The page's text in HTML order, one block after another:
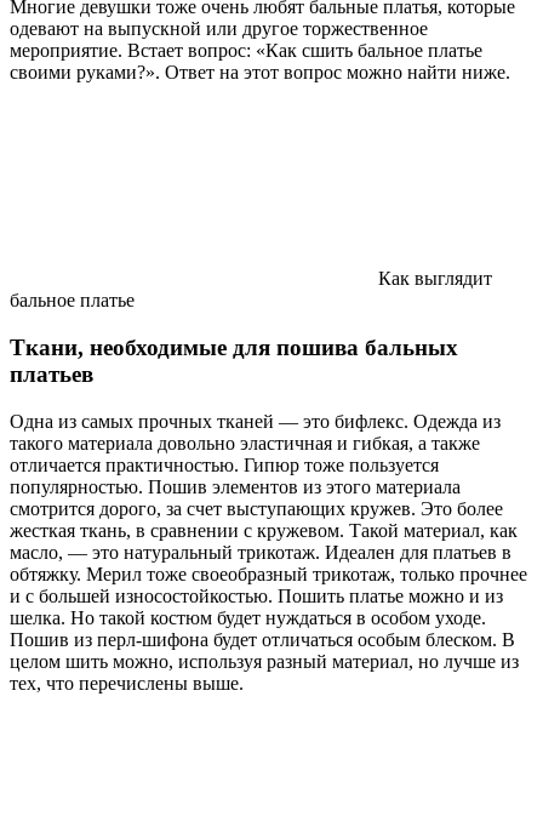
Многие девушки тоже очень любят бальные платья, которые
одевают на выпускной или другое торжественное
мероприятие. Встает вопрос: «Как сшить бальное платье
своими руками?». Ответ на этот вопрос можно найти ниже.
Как выглядит
бальное платье
Ткани, необходимые для пошива бальных
платьев
Одна из самых прочных тканей — это бифлекс. Одежда из
такого материала довольно эластичная и гибкая, а также
отличается практичностью. Гипюр тоже пользуется
популярностью. Пошив элементов из этого материала
смотрится дорого, за счет выступающих кружев. Это более
жесткая ткань, в сравнении с кружевом. Такой материал, как
масло, — это натуральный трикотаж. Идеален для платьев в
обтяжку. Мерил тоже своеобразный трикотаж, только прочнее
и с большей износостойкостью. Пошить платье можно и из
шелка. Но такой костюм будет нуждаться в особом уходе.
Пошив из перл-шифона будет отличаться особым блеском. В
целом шить можно, используя разный материал, но лучше из
тех, что перечислены выше.